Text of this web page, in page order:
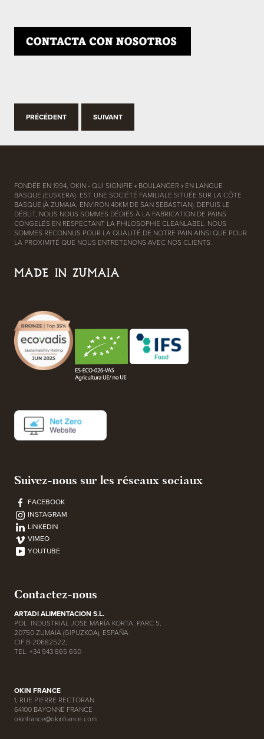
PRÉCÉDENT SUIVANT
FONDÉE EN 1994, OKIN - QUI SIGNIFIE « BOULANGER » EN LANGUE
BASQUE (EUSKERA)- EST UNE SOCIÉTÉ FAMILIALE SITUÉE SUR LA CÔTE
BASQUE (À ZUMAIA, ENVIRON 40KM DE SAN SEBASTIAN). DEPUIS LE
DÉBUT, NOUS NOUS SOMMES DÉDIÉS À LA FABRICATION DE PAINS
CONGELÉS EN RESPECTANT LA PHILOSOPHIE CLEANLABEL. NOUS
SOMMES RECONNUS POUR LA QUALITÉ DE NOTRE PAIN AINSI QUE POUR
LA PROXIMITÉ QUE NOUS ENTRETENONS AVEC NOS CLIENTS.
MADE IN ZUMAIA
Suivez-nous sur les réseaux sociaux
FACEBOOK
INSTAGRAM
LINKEDIN
VIMEO
YOUTUBE
Contactez-nous
ARTADI ALIMENTACION S.L.
POL. INDUSTRIAL JOSE MARÍA KORTA, PARC 5,
20750 ZUMAIA (GIPUZKOA), ESPAÑA
CIF B-20682522,
TEL. +34 943 865 650
OKIN FRANCE
1, RUE PIERRE RECTORAN
64100 BAYONNE FRANCE
okinfrance@okinfrance.com